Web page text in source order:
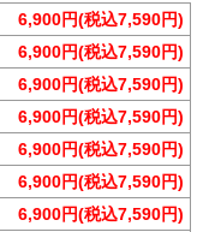
6,900円(税込7,590円)
6,900円(税込7,590円)
6,900円(税込7,590円)
6,900円(税込7,590円)
6,900円(税込7,590円)
6,900円(税込7,590円)
6,900円(税込7,590円)